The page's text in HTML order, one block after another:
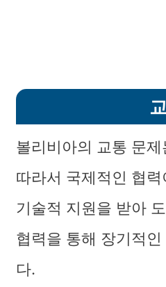
볼리비아의 교통 문
따라서 국제적인 협
기술적 지원을 받아
협력을 통해 장기적
다.